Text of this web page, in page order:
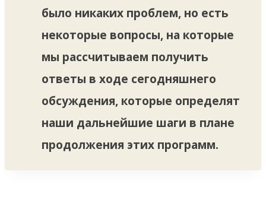
было никаких проблем, но есть
некоторые вопросы, на которые
мы рассчитываем получить
ответы в ходе сегодняшнего
обсуждения, которые определят
наши дальнейшие шаги в плане
продолжения этих программ.